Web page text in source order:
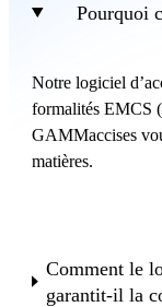
Pourquoi
Notre logiciel
formalités EMCS
GAMMaccises
matières.
Comment le
garantit-il la